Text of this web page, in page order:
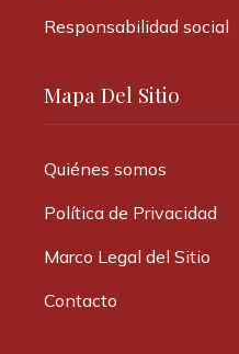
Responsabilidad social
Mapa Del Sitio
Quiénes somos
Política de Privacidad
Marco Legal del Sitio
Contacto